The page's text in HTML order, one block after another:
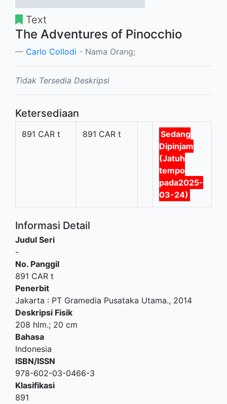
Text
The Adventures of Pinocchio
Carlo Collodi - Nama Orang;
Tidak Tersedia Deskripsi
Ketersediaan
891 CAR t 891 CAR t
Sedang
Dipinjam
(Jatuh
tempo
pada2025-
03-24)
Informasi Detail
Judul Seri
-
No. Panggil
891 CAR t
Penerbit
Jakarta : PT Gramedia Pusataka Utama., 2014
Deskripsi Fisik
208 hlm.; 20 cm
Bahasa
Indonesia
ISBN/ISSN
978-602-03-0466-3
Klasifikasi
891